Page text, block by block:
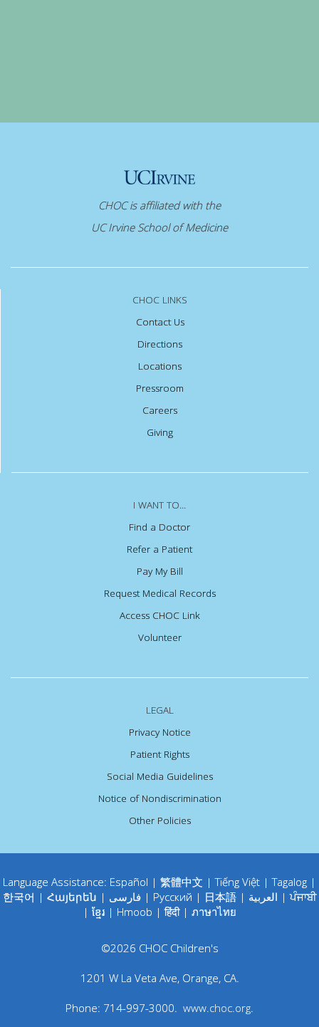
CHOC is affiliated with the
UC Irvine School of Medicine
CHOC LINKS
Contact Us
Directions
Locations
Pressroom
Careers
Giving
I WANT TO...
Find a Doctor
Refer a Patient
Pay My Bill
Request Medical Records
Access CHOC Link
Volunteer
LEGAL
Privacy Notice
Patient Rights
Social Media Guidelines
Notice of Nondiscrimination
Other Policies
Language Assistance: Español | 繁體中文 |Tiếng Việt |Tagalog |
한국어 | Հայերեն | فارسی| Русский | 日本語| العربية |ਪੰਜਾਬੀ
| ខ្មែរ | Hmoob |हिंदी| ภาษาไทย
©2026 CHOC Children's
1201 W La Veta Ave, Orange, CA.
Phone: 714-997-3000. www.choc.org.